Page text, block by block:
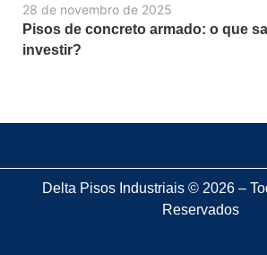
28 de novembro de 2025
Pisos de concreto armado: o que
investir?
Delta Pisos Industriais © 2026 –
Reservados